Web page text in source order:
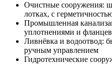
Очистные сооружения:
лотках, с
Промышленная
уплотнениями и
Ливнёвка и водоотвод:
ручным управлением
Гидротехнические